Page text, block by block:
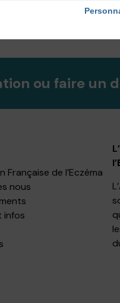
ou faire un
Française de l’Eczéma
nous
infos